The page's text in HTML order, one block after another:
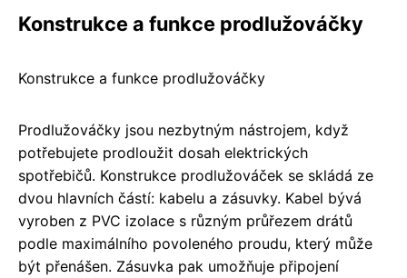
Konstrukce a funkce prodlužováčky
Konstrukce a funkce prodlužováčky
Prodlužováčky jsou nezbytným nástrojem, když
potřebujete prodloužit dosah elektrických
spotřebičů. Konstrukce prodlužováček se skládá ze
dvou hlavních částí: kabelu a zásuvky. Kabel bývá
vyroben z PVC izolace s různým průřezem drátů
podle maximálního povoleného proudu, který může
být přenášen. Zásuvka pak umožňuje připojení